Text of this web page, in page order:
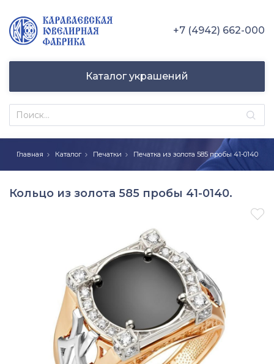
+7 (4942) 662-000
Каталог украшений
Главная Каталог Печатки Печатка из золота 585 пробы 41-0140
Кольцо из золота 585 пробы 41-0140.
